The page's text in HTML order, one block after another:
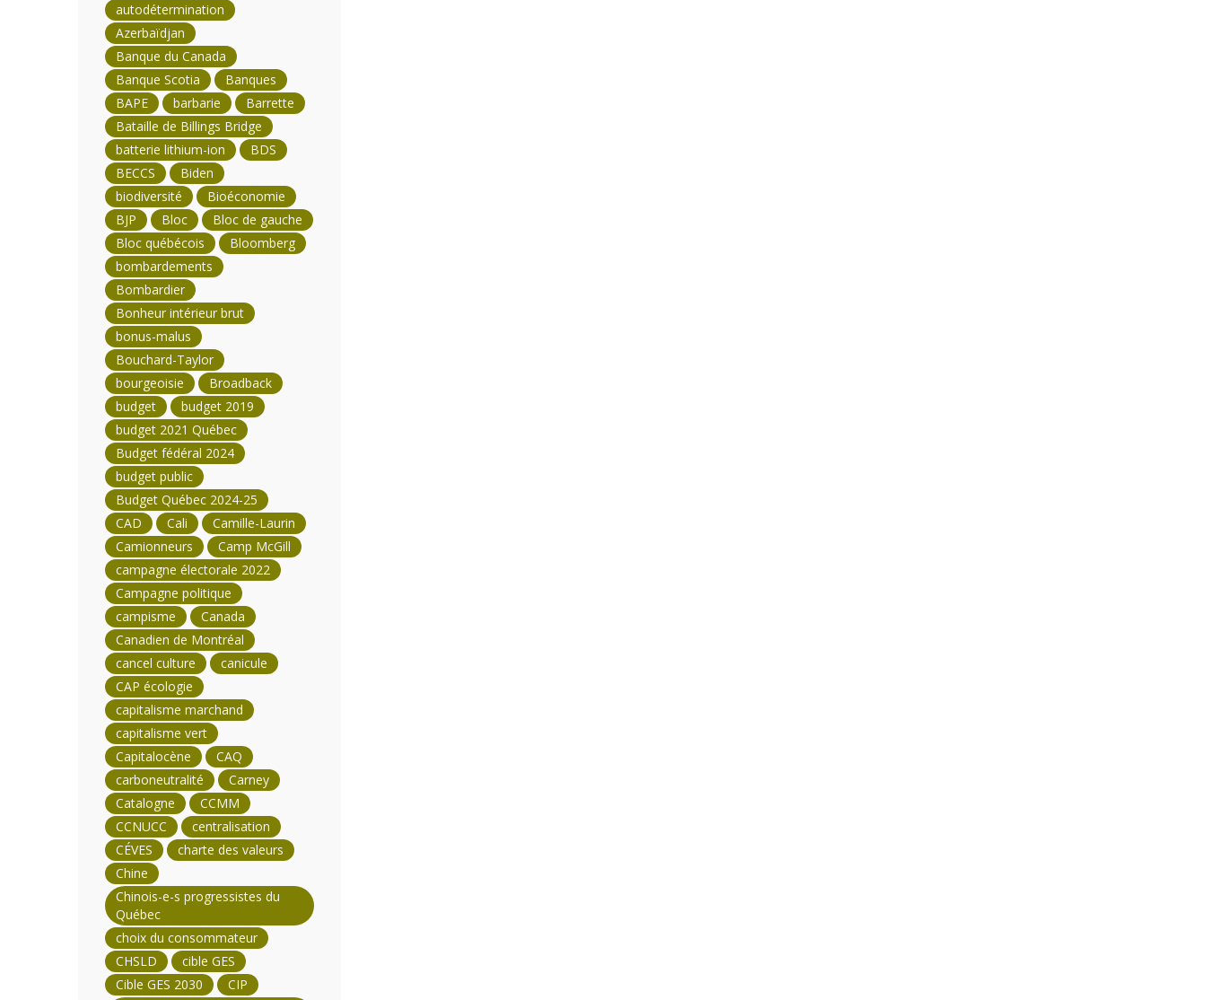
autodétermination
Azerbaïdjan
Banque du Canada
Banque Scotia
Banques
BAPE
barbarie
Barrette
Bataille de Billings Bridge
batterie lithium-ion
BDS
BECCS
Biden
biodiversité
Bioéconomie
BJP
Bloc
Bloc de gauche
Bloc québécois
Bloomberg
bombardements
Bombardier
Bonheur intérieur brut
bonus-malus
Bouchard-Taylor
bourgeoisie
Broadback
budget
budget 2019
budget 2021 Québec
Budget fédéral 2024
budget public
Budget Québec 2024-25
CAD
Cali
Camille-Laurin
Camionneurs
Camp McGill
campagne électorale 2022
Campagne politique
campisme
Canada
Canadien de Montréal
cancel culture
canicule
CAP écologie
capitalisme marchand
capitalisme vert
Capitalocène
CAQ
carboneutralité
Carney
Catalogne
CCMM
CCNUCC
centralisation
CÉVES
charte des valeurs
Chine
Chinois-e-s progressistes du
Québec
choix du consommateur
CHSLD
cible GES
Cible GES 2030
CIP